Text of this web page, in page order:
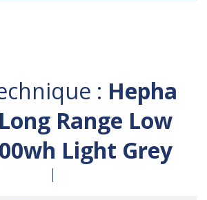
: Hepha
Range Low
Light Grey